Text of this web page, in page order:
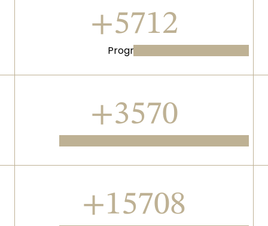
+7357
Programas
+4598
+20232